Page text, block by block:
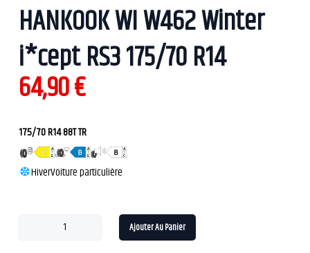
HANKOOK WI W462 Winter
i*cept RS3 175/70 R14
64,90€
175/70 R14 88T TR
HiverVoiture particulière
Ajouter Au Panier